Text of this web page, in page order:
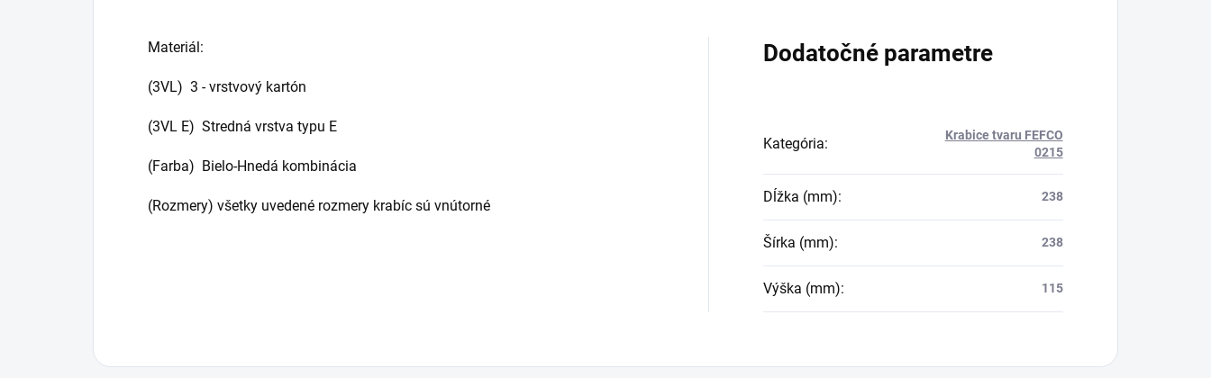
Materiál:
(3VL) 3 - vrstvový kartón
(3VL E) Stredná vrstva typu E
(Farba) Bielo-Hnedá kombinácia
(Rozmery) všetky uvedené rozmery krabíc sú vnútorné
Dodatočné parametre
Kategória:
Krabice tvaru FEFCO
0215
Dĺžka (mm): 238
Šírka (mm): 238
Výška (mm): 115